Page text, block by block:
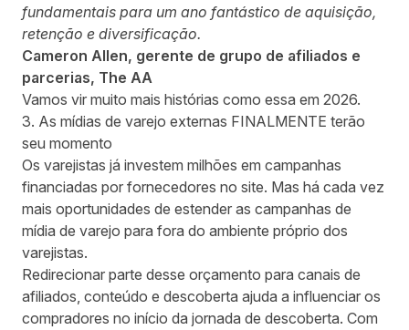
fundamentais para um ano fantástico de aquisição,
retenção e diversificação.
Cameron Allen, gerente de grupo de afiliados e
parcerias, The AA
Vamos vir muito mais histórias como essa em 2026.
3. As mídias de varejo externas FINALMENTE terão
seu momento
Os varejistas já investem milhões em campanhas
financiadas por fornecedores no site. Mas há cada vez
mais oportunidades de estender as campanhas de
mídia de varejo para fora do ambiente próprio dos
varejistas.
Redirecionar parte desse orçamento para canais de
afiliados, conteúdo e descoberta ajuda a influenciar os
compradores no início da jornada de descoberta. Com